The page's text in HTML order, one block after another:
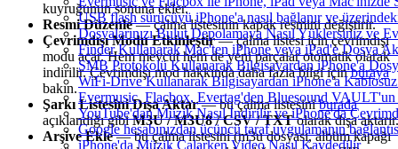
USB flash sürücüyü iPhone'a nasıl bağlanır ve
Dosyalarınızı Bulut Depolamaya Nasıl Yüklersiniz ve
Finder Kullanarak Mac'ten iPhone veya iPad'e Dosya
SMB Protokolü Kullanarak Bilgisayardan iPhone'a
WiFi-Drive Kullanarak Bilgisayardan iPhone'a Kablosuz
Evermusic, Flacbox, Evertag'den Bluesound VAULT'un
YouTube'dan Müzik Nasıl İndirilir ve iPhone'da
Google hesabınızdan üçüncü taraf uygulamanın
iPhone'da Müzik Çalarken Video Nasıl Kaydedilir
kuyruğunun sonuna ekler.
Resmi Düzenle— çalma listesinin kapak resmini değiştirir.
Çevrimdışı Modu Etkinleştir— çalma listesi için çevrimdışı
modu açar. Hem mevcut hem de yeni parçalar otomatik olarak
indirilir. Çevrimdışı mod hakkında daha fazla bilgi içinburaya
bakın.
Şarkı Listesini Dışa Aktar— bu çalma listesiniburada
açıklandığı gibiM3U / M3U8 / CSV / TXTolarak dışa aktarır.
Arşive Ekle— bu çalma listesini (m3u dosyası, albüm kapağı